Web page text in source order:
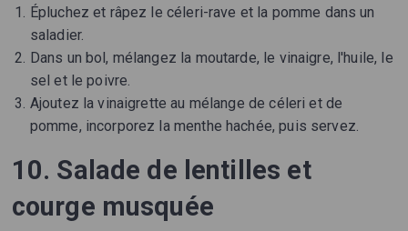
Épluchez et râpez le céleri-rave et la pomme dans un
saladier.
Dans un bol, mélangez la moutarde, le vinaigre, l'huile, le
sel et le poivre.
Ajoutez la vinaigrette au mélange de céleri et de
pomme, incorporez la menthe hachée, puis servez.
10. Salade de lentilles et
courge musquée